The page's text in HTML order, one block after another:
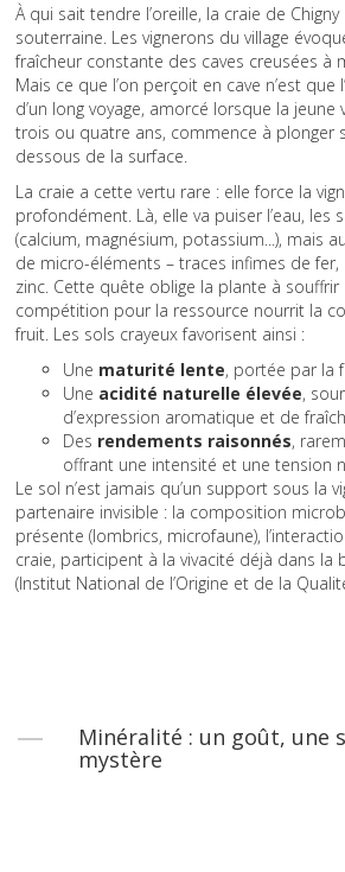
À qui sait tendre l’oreille, la craie de Chigny
souterraine. Les vignerons du village
fraîcheur constante des caves creusées à
Mais ce que l’on perçoit en cave n’est que
d’un long voyage, amorcé lorsque la jeune
trois ou quatre ans, commence à plonger
dessous de la surface.
La craie a cette vertu rare : elle force la
profondément. Là, elle va puiser l’eau, les
(calcium, magnésium, potassium...), mais
de micro-éléments – traces infimes de fer,
zinc. Cette quête oblige la plante à souffrir
compétition pour la ressource nourrit la
fruit. Les sols crayeux favorisent ainsi :
Une maturité lente, portée par la
Une acidité naturelle élevée,
d’expression aromatique et de
Des rendements raisonnés,
offrant une intensité et une tension
Le sol n’est jamais qu’un support sous la
partenaire invisible : la composition
présente (lombrics, microfaune),
craie, participent à la vivacité déjà dans la
(Institut National de l’Origine et de la
Minéralité : un goût, une
mystère